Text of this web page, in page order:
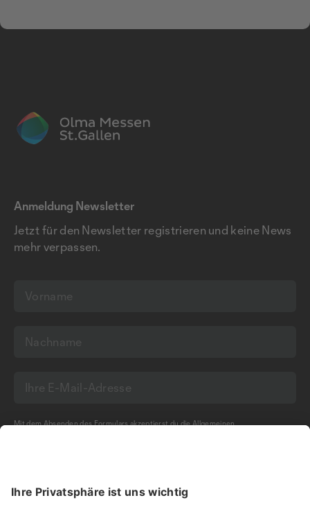
Anmeldung Newsletter
Jetzt für den Newsletter registrieren und keine News
mehr verpassen.
Mit dem Absenden des Formulars akzeptierst du dieAllgemeinen